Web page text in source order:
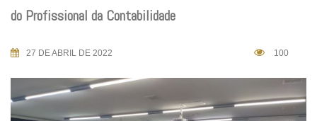
do Profissional da Contabilidade
27 DE ABRIL DE 2022 100